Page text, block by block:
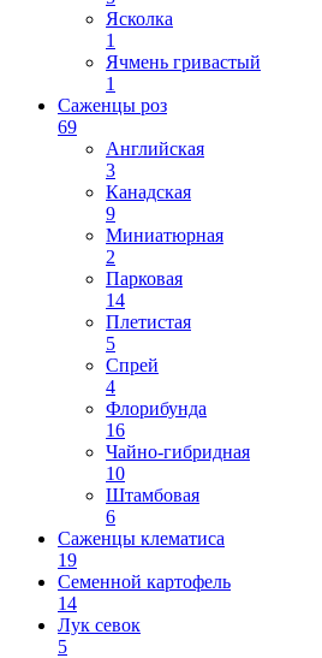
Ясколка
1
Ячмень гривастый
1
Саженцы роз
69
Английская
3
Канадская
9
Миниатюрная
2
Парковая
14
Плетистая
5
Спрей
4
Флорибунда
16
Чайно-гибридная
10
Штамбовая
6
Саженцы клематиса
19
Семенной картофель
14
Лук севок
5